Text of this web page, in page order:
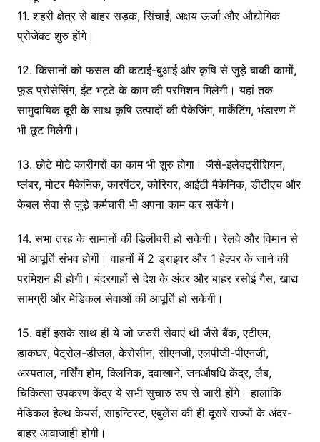
11. शहरी क्षेत्र से बाहर सड़क, सिंचाई, अक्षय ऊर्जा और औद्योगिक
प्रोजेक्ट शुरु होंगे।
12. किसानों को फसल की कटाई-बुआई और कृषि से जुड़े बाकी कामों,
फूड प्रोसेसिंग, ईंट भट्ठे के काम की परमिशन मिलेगी। यहां तक
सामुदायिक दूरी के साथ कृषि उत्पादों की पैकेजिंग, मार्केटिंग, भंडारण में
भी छूट मिलेगी।
13. छोटे मोटे कारीगरों का काम भी शुरु होगा। जैसे-इलेक्ट्रीशियन,
प्लंबर, मोटर मैकेनिक, कारपेंटर, कोरियर, आईटी मैकेनिक, डीटीएच और
केबल सेवा से जुड़े कर्मचारी भी अपना काम कर सकेंगे।
14. सभा तरह के सामानों की डिलीवरी हो सकेगी। रेलवे और विमान से
भी आपूर्ति संभव होगी। वाहनों में 2 ड्राइवर और 1 हेल्पर के जाने की
परमिशन ही होगी। बंदरगाहों से देश के अंदर और बाहर रसोई गैस, खाद्य
सामग्री और मेडिकल सेवाओं की आपूर्ति हो सकेगी।
15. वहीं इसके साथ ही ये जो जरुरी सेवाएं थी जैसे बैंक, एटीएम,
डाकघर, पेट्रोल-डीजल, केरोसीन, सीएनजी, एलपीजी-पीएनजी,
अस्पताल, नर्सिंग होम, क्लिनिक, दवाखाने, जनऔषधि केंद्र, लैब,
चिकित्सा उपकरण केंद्र ये सभी सुचारु रुप से जारी होंगे। हालांकि
मेडिकल हेल्थ केयर्स, साइन्टिस्ट, एंबुलेंस की ही दूसरे राज्यों के अंदर-
बाहर आवाजाही होगी।